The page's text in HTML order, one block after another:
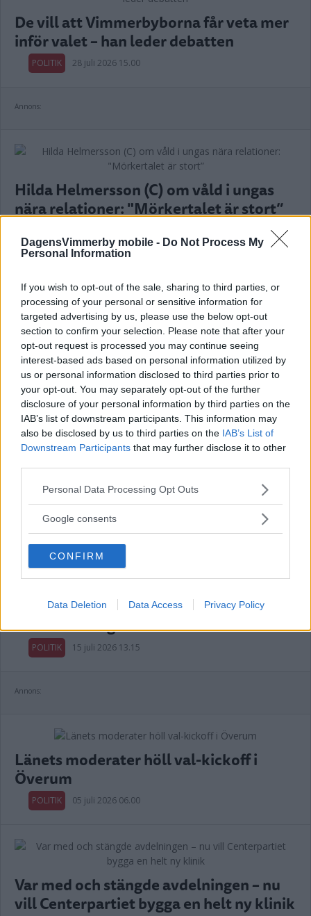
DagensVimmerby mobile - Do Not Process My
Personal Information
If you wish to opt-out of the sale, sharing to third parties, or
processing of your personal or sensitive information for
targeted advertising by us, please use the below opt-out
section to confirm your selection. Please note that after your
opt-out request is processed you may continue seeing
interest-based ads based on personal information utilized by
us or personal information disclosed to third parties prior to
your opt-out. You may separately opt-out of the further
disclosure of your personal information by third parties on the
IAB’s list of downstream participants. This information may
also be disclosed by us to third parties on the IAB’s List of
Downstream Participants that may further disclose it to other
Please note that this website/app uses one or more Google
not limited to your visit or usage behaviour. You may click to
use your data for below specified purposes in below Google
consent section.
Personal Data Processing Opt Outs
Google consents
CONFIRM
Data Deletion Data Access Privacy Policy
De vill att Vimmerbyborna får veta mer
inför valet – han leder debatten
POLITIK 28 juli 2026 15.00
Annons:
Hilda Helmersson (C) om våld i ungas
nära relationer: "Mörkertalet är stort”
Var tredje kvinna utsatt för våld –
toppolitiker vill se ökat stöd
POLITIK 21 juli 2026 04.00
Annons:
Kalmar län förlorar mandat i riksdagen
– lokala politikerna får extra tufft
POLITIK 19 juli 2026 12.00
Malin Sjölander vill ha en tillgänglig
vård i alla steg
POLITIK 15 juli 2026 13.15
Annons:
Länets moderater höll val-kickoff i
Överum
POLITIK 05 juli 2026 06.00
Var med och stängde avdelningen – nu
vill Centerpartiet bygga en helt ny klinik